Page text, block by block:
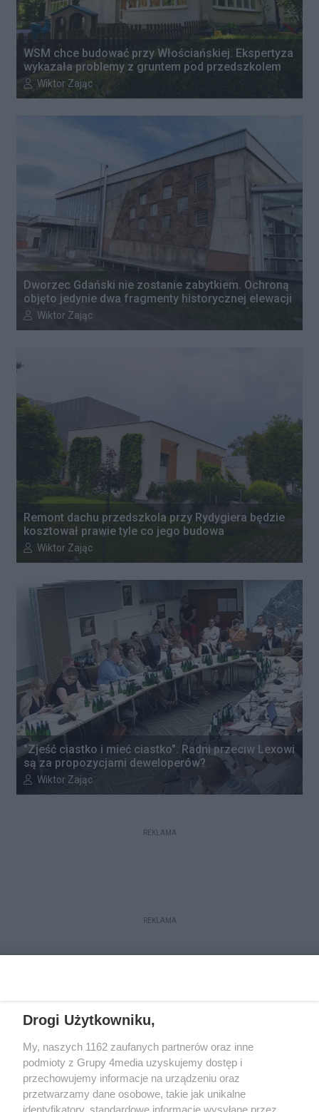
WSM chce budować przy Włościańskiej. Ekspertyza
wykazała problemy z gruntem pod przedszkolem
Autor artykułu:
Wiktor Zając
Dworzec Gdański nie zostanie zabytkiem. Ochroną
objęto jedynie dwa fragmenty historycznej elewacji
Autor artykułu:
Wiktor Zając
Remont dachu przedszkola przy Rydygiera będzie
kosztował prawie tyle co jego budowa
Autor artykułu:
Wiktor Zając
"Zjeść ciastko i mieć ciastko". Radni przeciw Lexowi
są za propozycjami deweloperów?
Autor artykułu:
Wiktor Zając
REKLAMA
REKLAMA
Reklama Kontakt Regulamin
Dystrybucja
Drogi Użytkowniku,
My, naszych 1162 zaufanych partnerów oraz inne
podmioty z Grupy 4media uzyskujemy dostęp i
przechowujemy informacje na urządzeniu oraz
przetwarzamy dane osobowe, takie jak unikalne
identyfikatory, standardowe informacje wysyłane przez